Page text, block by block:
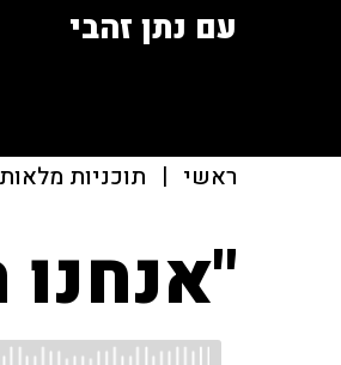
עם נתן זהבי
ראשי | תוכניות מלאות